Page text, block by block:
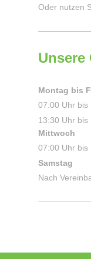
Oder nutzen
Unsere
Montag bis
07:00 Uhr bis
13:30 Uhr
Mittwoch
07:00 Uhr bis
Samstag
Nach